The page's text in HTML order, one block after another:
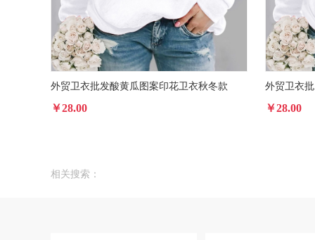
外贸卫衣批发酸黄瓜图案印花卫衣秋冬款
￥28.00
外贸卫衣
￥28.00
相关搜索：